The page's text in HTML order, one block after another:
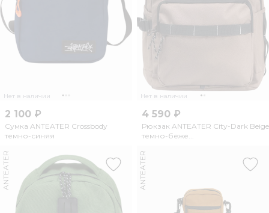
Нет в наличии
2 100 ₽
Сумка ANTEATER Crossbody
темно-синяя
Нет в наличии
4 590 ₽
Рюкзак ANTEATER City-Dark Beige
темно-беже...
ANTEATER ANTEATER